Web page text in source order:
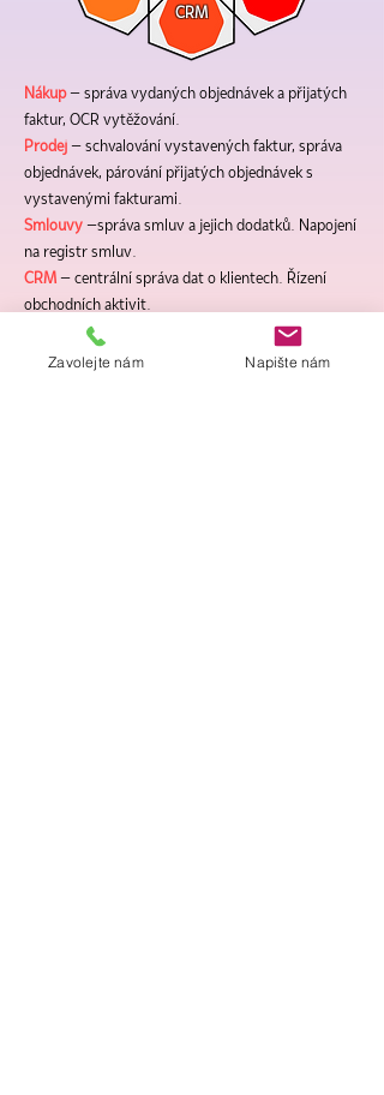
CRM
Nákup– správa vydaných objednávek a přijatých
faktur, OCR vytěžování.
Prodej – schvalování vystavených faktur, správa
objednávek, párování přijatých objednávek s
vystavenými fakturami.
Smlouvy –správa smluv a jejich dodatků. Napojení
na registr smluv.
CRM – centrální správa dat o klientech. Řízení
obchodních aktivit.
Kalkulace – tvorba cen, kontrola a schvalování
cenových nabídek.
Zavolejte nám Napište nám